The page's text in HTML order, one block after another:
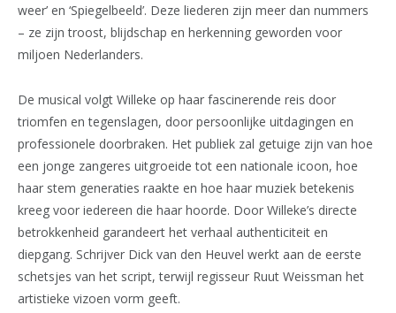
weer’ en ‘Spiegelbeeld’. Deze liederen zijn meer dan nummers
– ze zijn troost, blijdschap en herkenning geworden voor
miljoen Nederlanders.
De musical volgt Willeke op haar fascinerende reis door
triomfen en tegenslagen, door persoonlijke uitdagingen en
professionele doorbraken. Het publiek zal getuige zijn van hoe
een jonge zangeres uitgroeide tot een nationale icoon, hoe
haar stem generaties raakte en hoe haar muziek betekenis
kreeg voor iedereen die haar hoorde. Door Willeke’s directe
betrokkenheid garandeert het verhaal authenticiteit en
diepgang. Schrijver Dick van den Heuvel werkt aan de eerste
schetsjes van het script, terwijl regisseur Ruut Weissman het
artistieke vizoen vorm geeft.